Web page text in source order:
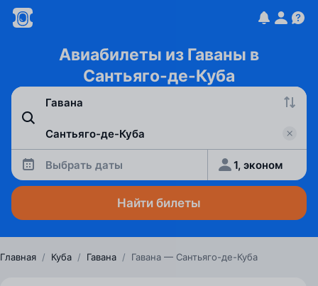
Авиабилеты из Гаваны в
Сантьяго-де-Куба
Выбрать даты 1, эконом
Найти билеты
Главная / Куба / Гавана / Гавана — Сантьяго-де-Куба